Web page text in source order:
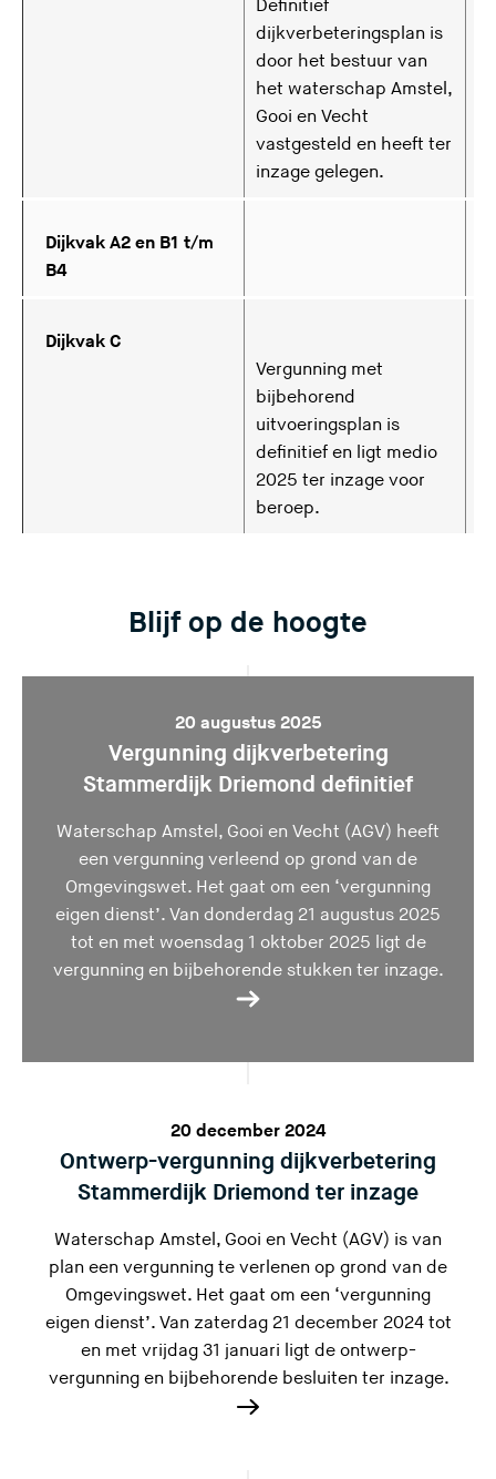
Definitief
dijkverbeteringsplan is
door het bestuur van
het waterschap Amstel,
Gooi en Vecht
vastgesteld en heeft ter
inzage gelegen.
Dijkvak A2 en B1 t/m
B4
Dijkvak C
Vergunning met
bijbehorend
uitvoeringsplan is
definitief en ligt medio
2025 ter inzage voor
beroep.
Blijf op de hoogte
20 augustus 2025
Vergunning dijkverbetering
Stammerdijk Driemond definitief
Waterschap Amstel, Gooi en Vecht (AGV) heeft
een vergunning verleend op grond van de
Omgevingswet. Het gaat om een ‘vergunning
eigen dienst’. Van donderdag 21 augustus 2025
tot en met woensdag 1 oktober 2025 ligt de
vergunning en bijbehorende stukken ter inzage.
20 december 2024
Ontwerp-vergunning dijkverbetering
Stammerdijk Driemond ter inzage
Waterschap Amstel, Gooi en Vecht (AGV) is van
plan een vergunning te verlenen op grond van de
Omgevingswet. Het gaat om een ‘vergunning
eigen dienst’. Van zaterdag 21 december 2024 tot
en met vrijdag 31 januari ligt de ontwerp-
vergunning en bijbehorende besluiten ter inzage.